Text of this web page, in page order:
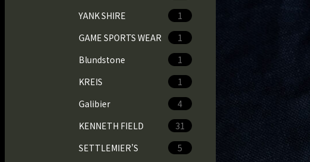
YANK SHIRE
1
GAME SPORTS WEAR
1
Blundstone
1
KREIS
1
Galibier
4
KENNETH FIELD
31
SETTLEMIER’S
5